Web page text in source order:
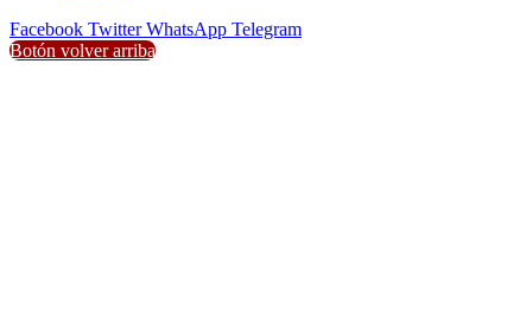
Facebook Twitter WhatsApp Telegram
Botón volver arriba